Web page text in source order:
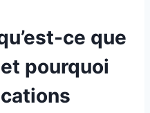
ce que
pourquoi